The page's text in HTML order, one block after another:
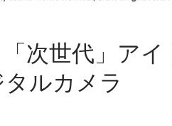
次世代」ア
ルカメラ